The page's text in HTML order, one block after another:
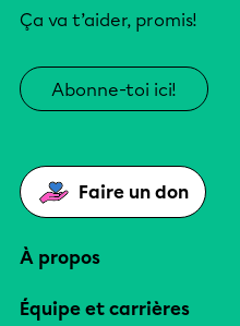
Ça va t’aider, promis!
Abonne-toi ici!
Faire un don
À propos
Équipe et carrières